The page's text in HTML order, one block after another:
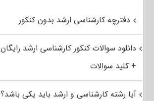
دفترچه کارشناسی ارشد بدون کنکور
دانلود سوالات کنکور کارشناسی ارشد رایگان
+ کلید سوالات
آیا رشته کارشناسی و ارشد باید یکی باشد؟